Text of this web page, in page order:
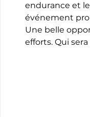
endurance et
événement
Une belle
efforts. Qui